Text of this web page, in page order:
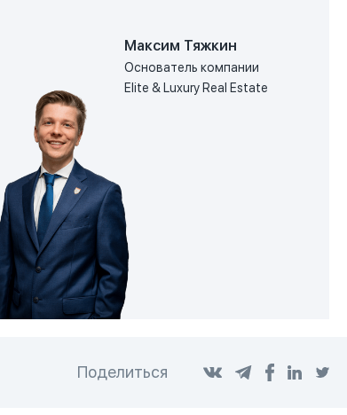
Максим Тяжкин
Основатель компании
Elite & Luxury Real Estate
Поделиться